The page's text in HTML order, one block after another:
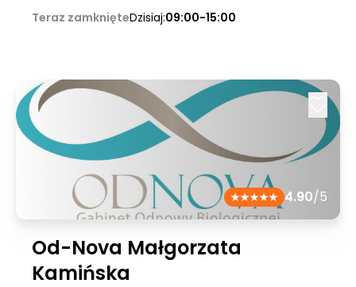
Teraz zamknięteDzisiaj:09:00-15:00
4.90/5
Od-Nova Małgorzata
Kamińska